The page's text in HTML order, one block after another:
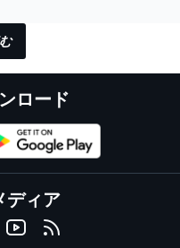
ロード
ディア